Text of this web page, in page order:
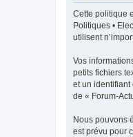
Cette politique
Politiques •
utilisent
Vos
petits fichiers
et un identifiant
de « Forum-
Nous pouvons
est prévu pour